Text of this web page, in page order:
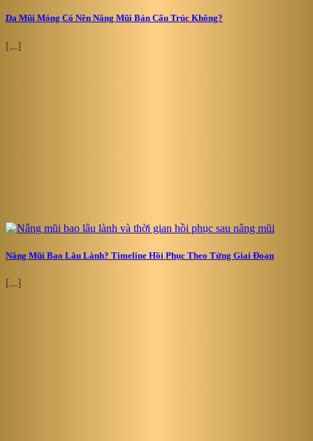
Da Mũi Mỏng Có Nên Nâng Mũi Bán Cấu Trúc Không?
[...]
Nâng Mũi Bao Lâu Lành? Timeline Hồi Phục Theo Từng Giai Đoạn
[...]